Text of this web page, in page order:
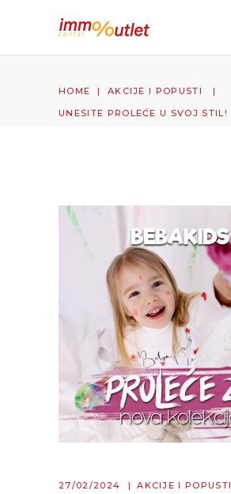
HOME | AKCIJE I POPUSTI |
UNESITE PROLEĆE U SVOJ STIL!
27/02/2024 AKCIJE I POPUSTI